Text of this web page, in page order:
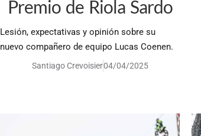
Premio de Riola Sardo
Lesión, expectativas y opinión sobre su
nuevo compañero de equipo Lucas Coenen.
Santiago Crevoisier04/04/2025